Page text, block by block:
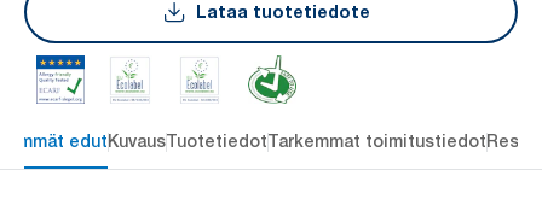
Lataa tuotetiedote
edutKuvausTuotetiedotTarkemmat toimitustiedot